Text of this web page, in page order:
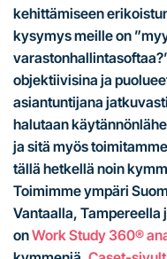
kehittämiseen
kysymys meille on
objektiivisina ja
asiantuntijana
halutaan
ja sitä myös
tällä hetkellä noin
Toimimme ympäri
Vantaalla, Tampereella
onWork Study 360®